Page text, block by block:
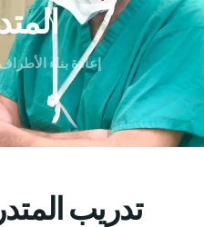
إعادة بناء الأطراف